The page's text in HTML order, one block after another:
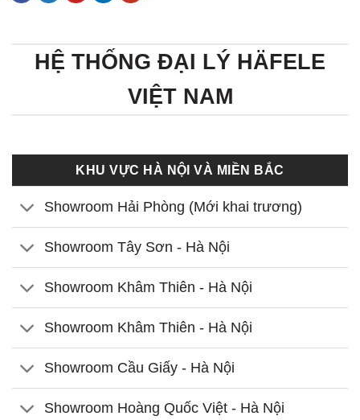
HỆ THỐNG ĐẠI LÝ HÄFELE
VIỆT NAM
KHU VỰC HÀ NỘI VÀ MIỀN BẮC
Showroom Hải Phòng (Mới khai trương)
Showroom Tây Sơn - Hà Nội
Showroom Khâm Thiên - Hà Nội
Showroom Khâm Thiên - Hà Nội
Showroom Cầu Giấy - Hà Nội
Showroom Hoàng Quốc Việt - Hà Nội